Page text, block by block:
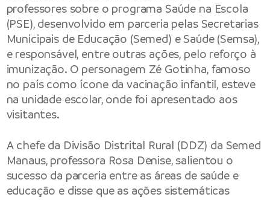
professores sobre o programa Saúde na Escola
(PSE), desenvolvido em parceria pelas Secretarias
Municipais de Educação (Semed) e Saúde (Semsa),
e responsável, entre outras ações, pelo reforço à
imunização. O personagem Zé Gotinha, famoso
no país como ícone da vacinação infantil, esteve
na unidade escolar, onde foi apresentado aos
visitantes.
A chefe da Divisão Distrital Rural (DDZ) da Semed
Manaus, professora Rosa Denise, salientou o
sucesso da parceria entre as áreas de saúde e
educação e disse que as ações sistemáticas